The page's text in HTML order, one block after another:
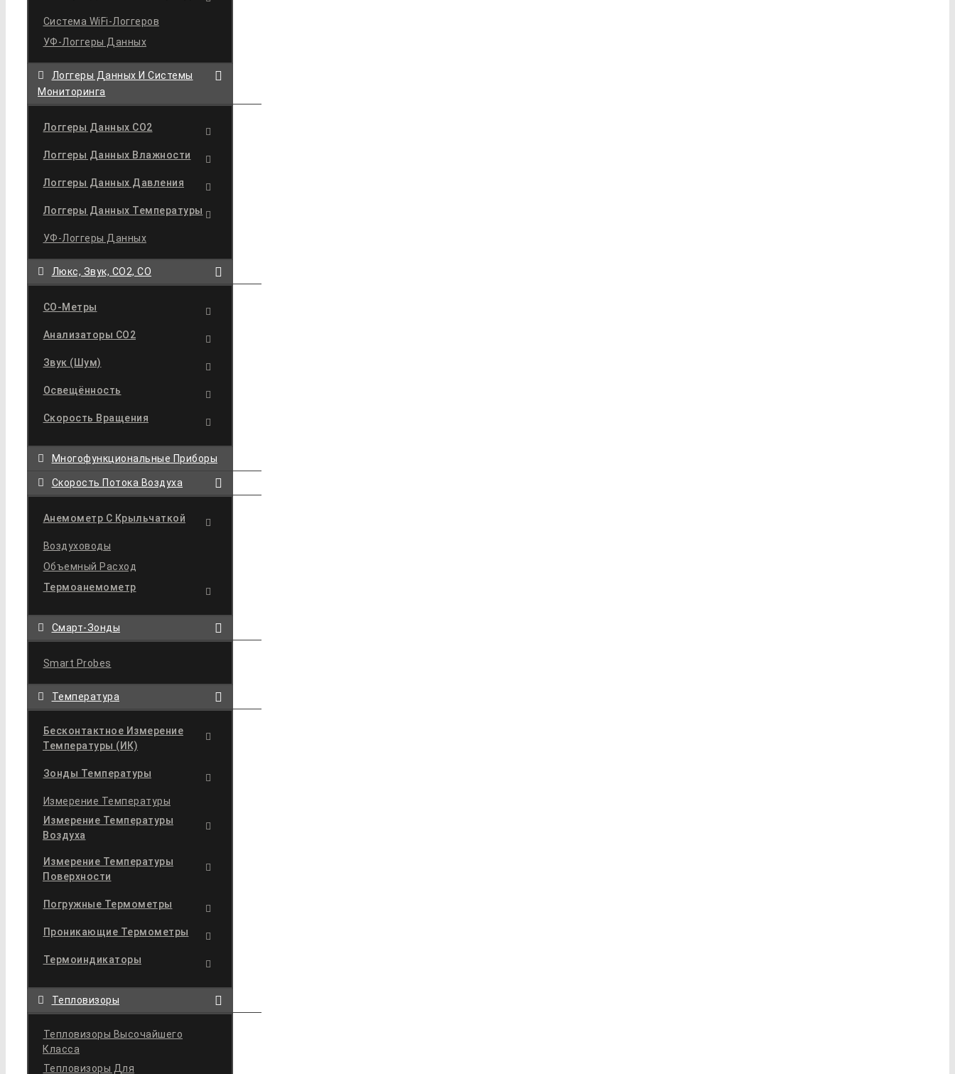
Система WiFi-Логгеров
УФ-Логгеры Данных
Логгеры Данных И Системы
Мониторинга
Логгеры Данных CO2
Логгеры Данных Влажности
Логгеры Данных Давления
Логгеры Данных Температуры
УФ-Логгеры Данных
Люкс, Звук, CO2, CO
CO-Метры
Анализаторы CO2
Звук (шум)
Освещённость
Скорость Вращения
Многофункциональные Приборы
Скорость Потока Воздуха
Анемометр С Крыльчаткой
Воздуховоды
Объемный Расход
Термоанемометр
Смарт-Зонды
Smart Probes
Температура
Бесконтактное Измерение
Температуры (ИК)
Зонды Температуры
Измерение Температуры
Измерение Температуры
Воздуха
Измерение Температуры
Поверхности
Погружные Термометры
Проникающие Термометры
Термоиндикаторы
Тепловизоры
Тепловизоры Высочайшего
Класса
Тепловизоры Для